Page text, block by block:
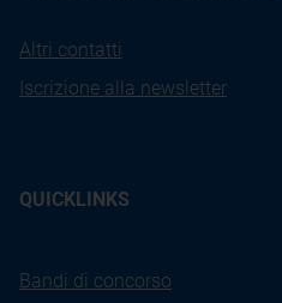
Altri contatti
Iscrizione alla newsletter
QUICKLINKS
Bandi di concorso